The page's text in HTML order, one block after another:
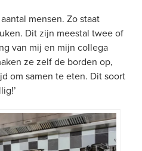
mensen. Zo staat
Dit zijn meestal twee of
van mij en mijn collega
ze zelf de borden op,
om samen te eten. Dit soort